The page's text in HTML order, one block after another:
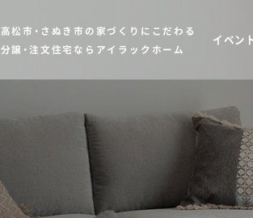
高松市・さぬき市の家づくりにこだわる
分譲・注文住宅ならアイラックホーム
イベン